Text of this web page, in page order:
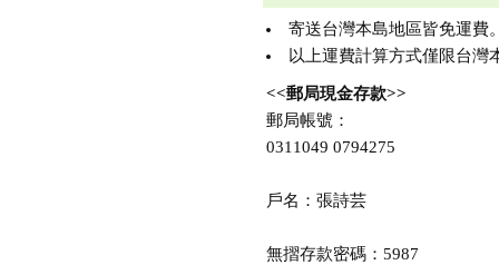
寄送台灣本島地區皆免運費
以上運費計算方式僅限台灣
<<郵局現金存款>>
郵局帳號：
0311049 0794275
戶名：張詩芸
無摺存款密碼：5987